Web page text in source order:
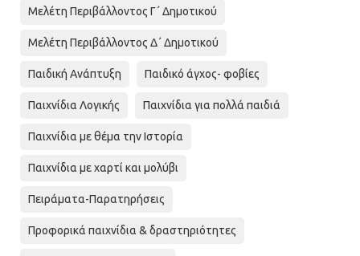
Μελέτη Περιβάλλοντος Γ΄ Δημοτικού
Μελέτη Περιβάλλοντος Δ΄ Δημοτικού
Παιδική Ανάπτυξη Παιδικό άγχος- φοβίες
Παιχνίδια Λογικής Παιχνίδια για πολλά παιδιά
Παιχνίδια με θέμα την Ιστορία
Παιχνίδια με χαρτί και μολύβι
Πειράματα-Παρατηρήσεις
Προφορικά παιχνίδια & δραστηριότητες